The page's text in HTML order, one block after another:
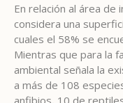
En relación al área de
considera una
cuales el 58% se
Mientras que para la
ambiental señala la
a más de 108
anfibios, 10 de